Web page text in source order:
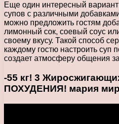
Еще один интересный
супов с различными
можно предложить гостям
лимонный сок, соевый соус
своему вкусу. Такой способ
каждому гостю настроить суп
создает атмосферу общения
-55 кг! 3
ПОХУДЕНИЯ! мария